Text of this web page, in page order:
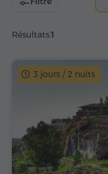
Résultats:1
3 jours / 2 nuits